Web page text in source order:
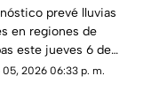
6 de agosto
prevé lluvias
en regiones de
este jueves 6 de
mientras el ambiente
05, 2026 06:33 p. m.